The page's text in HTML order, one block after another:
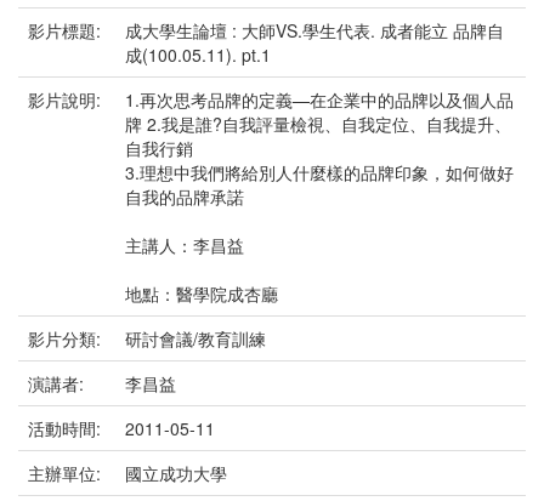
影片標題:
成大學生論壇 : 大師VS.學生代表. 成者能立 品牌自
成(100.05.11). pt.1
影片說明:
1.再次思考品牌的定義—在企業中的品牌以及個人品
牌 2.我是誰?自我評量檢視、自我定位、自我提升、
自我行銷
3.理想中我們將給別人什麼樣的品牌印象，如何做好
自我的品牌承諾
主講人：李昌益
地點：醫學院成杏廳
影片分類:
研討會議/教育訓練
演講者:
李昌益
活動時間:
2011-05-11
主辦單位:
國立成功大學